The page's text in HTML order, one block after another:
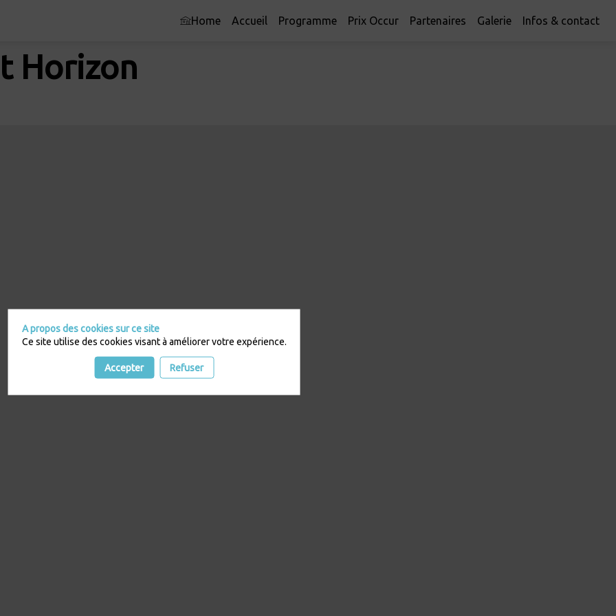
Home Accueil Programme Prix Occur Partenaires Galerie Infos & contact
Horizon
A propos des cookies sur ce site
Ce site utilise des cookies visant à améliorer votre expérience.
Accepter Refuser